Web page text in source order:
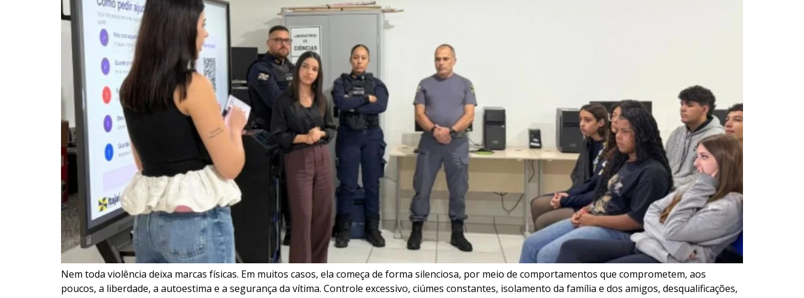
Nem toda violência deixa marcas físicas. Em muitos casos, ela começa de forma silenciosa, por meio de comportamentos que comprometem, aos
poucos, a liberdade, a autoestima e a segurança da vítima. Controle excessivo, ciúmes constantes, isolamento da família e dos amigos, desqualificações,